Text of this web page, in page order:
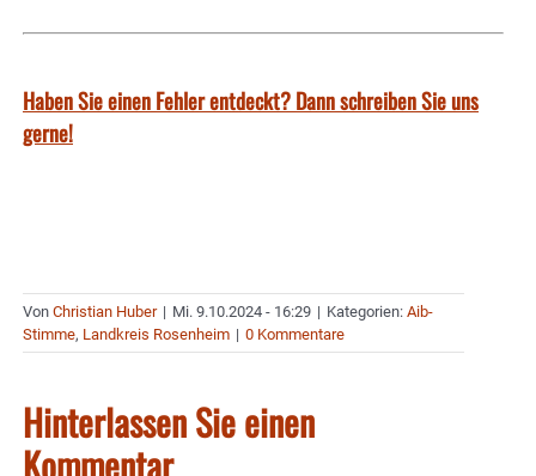
Haben Sie einen Fehler entdeckt? Dann schreiben Sie uns
gerne!
Von Christian Huber | Mi. 9.10.2024 - 16:29 | Kategorien: Aib-
Stimme, Landkreis Rosenheim | 0 Kommentare
Hinterlassen Sie einen
Kommentar